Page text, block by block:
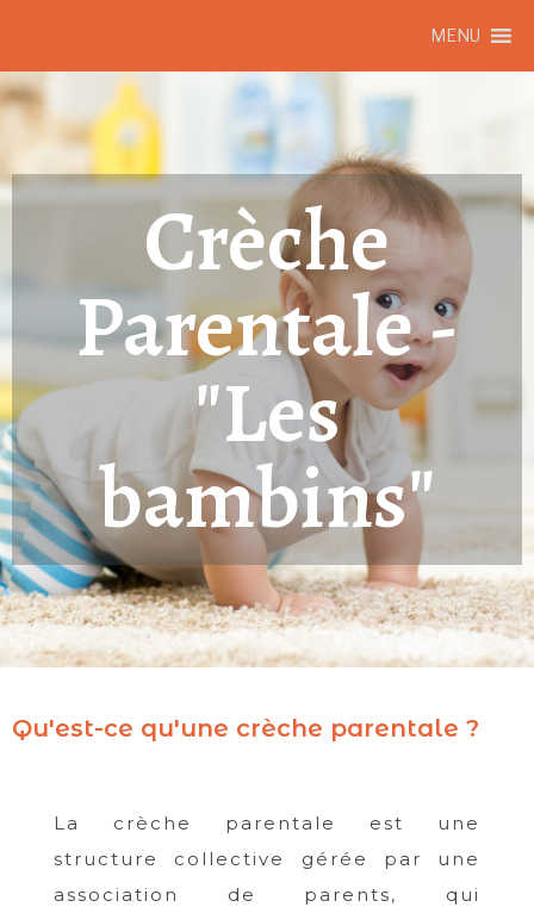
MENU
Crèche
Parentale -
"Les
bambins"​
Qu'est-ce qu'une crèche parentale ?
La crèche parentale est une
structure collective gérée par une
association de parents, qui